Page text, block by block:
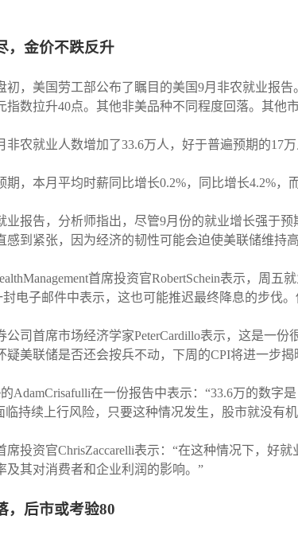
，金价不跌反升
初，美国劳工部公布了瞩目的美国9月非农就业报
指数拉升40点。其他非美品种不同程度回落。其他
非农就业人数增加了33.6万人，好于普遍预期的17万
期，本月平均时薪同比增长0.2%，同比增长4.2%，
业报告，分析师指出，尽管9月份的就业增长强于
感到紧张，因为经济的韧性可能会迫使美联储维持
首席投资官RobertSchein表示，周
封电子邮件中表示，这也可能推迟最终降息的步伐
公司首席市场经济学家PeterCardillo表示，这是一
疑美联储是否还会按兵不动，下周的CPI将进一步
的AdamCrisafulli在一份报告中表示：“33.6万的数
临持续上行风险，只要这种情况发生，股市就没有
席投资官ChrisZaccarelli表示：“在这种情况下，
及其对消费者和企业利润的影响。”
，后市或考验80